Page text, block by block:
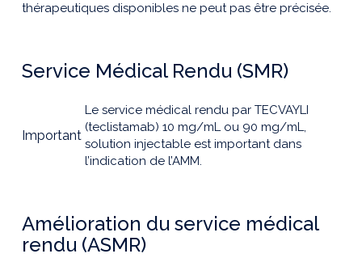
thérapeutiques disponibles ne peut pas être précisée.
Service Médical Rendu (SMR)
Important
Le service médical rendu par TECVAYLI
(teclistamab) 10 mg/mL ou 90 mg/mL,
solution injectable est important dans
l’indication de l’AMM.
Amélioration du service médical
rendu (ASMR)